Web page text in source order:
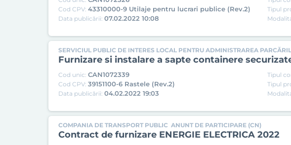
Cod CPV: 43310000-9 Utilaje pentru lucrari publice (Rev.2)
Data publicării: 07.02.2022 10:08
Tipul
SERVICIUL PUBLIC DE INTERES LOCAL PENTRU ADMINISTRAREA
Furnizare si instalare a sapte containere
Cod unic: CAN1072339
Cod CPV: 39151100-6 Rastele (Rev.2)
Data publicării: 04.02.2022 19:03
Tipul
Tipul
COMPANIA DE TRANSPORT PUBLIC ANUNT DE PARTICIPARE (CN)
Contract de furnizare ENERGIE ELECTRICA 2022